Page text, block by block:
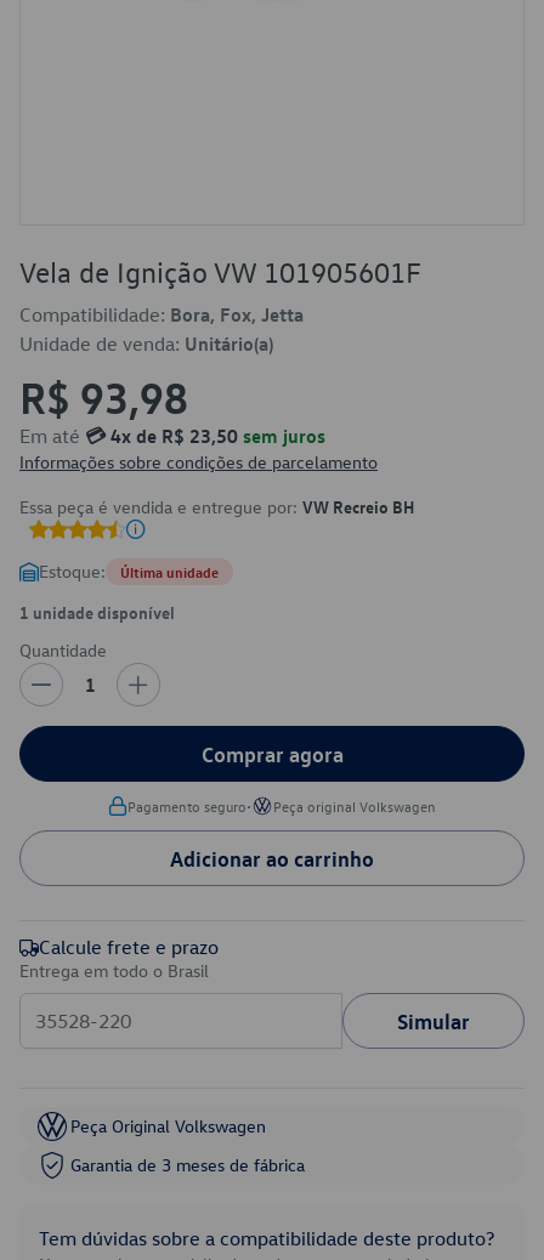
Vela de Ignição VW 101905601F
Compatibilidade: Bora, Fox, Jetta
Unidade de venda: Unitário(a)
R$ 93,98
Em até 💳 4x de R$ 23,50 sem juros
Informações sobre condições de parcelamento
Essa peça é vendida e entregue por: VW Recreio BH
Estoque: Última unidade
1 unidade disponível
Quantidade
1
Comprar agora
Pagamento seguro• Peça original Volkswagen
Adicionar ao carrinho
Calcule frete e prazo
Entrega em todo o Brasil
Simular
Peça Original Volkswagen
Garantia de 3 meses de fábrica
Tem dúvidas sobre a compatibilidade deste produto?